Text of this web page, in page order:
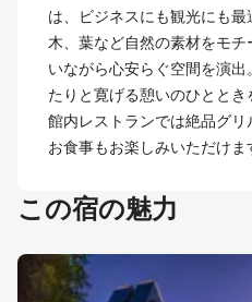
は、ビジネスにも観光にも最
木、葉など自然の素材をモ
いながら心安らぐ空間を演
たりと寛げる憩いのひととき
館内レストランでは絶品グ
お食事もお楽しみいただけま
この宿の魅力